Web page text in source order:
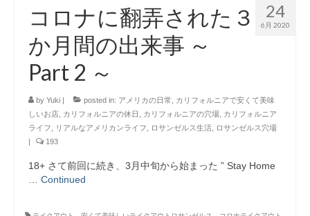
24
6月 2020
コロナに翻弄された３
か月間の出来事 ～
Part 2 ～
by Yuki | posted in: アメリカの日常
カリフォルニアで安くて美味
しいお店 カリフォルニアの休日 カリフォルニアの穴場 カリフォルニア
ライフ
リアルなアメリカンライフ ロサンゼルス生活
ロサンゼルス穴場
|
193
18+ さて前回に続き、3月中旬から始まった ” Stay Home
Continued